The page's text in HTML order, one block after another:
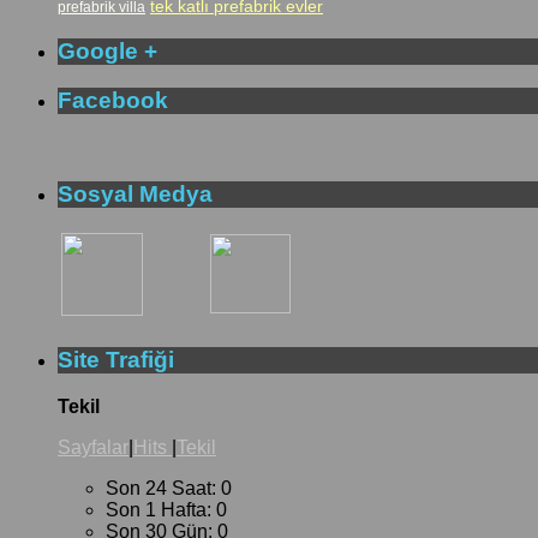
prefabrik villa tek katlı prefabrik evler
Google +
Facebook
Sosyal Medya
Site Trafiği
Tekil
Sayfalar Hits Tekil
Son 24 Saat: 0
Son 1 Hafta: 0
Son 30 Gün: 0